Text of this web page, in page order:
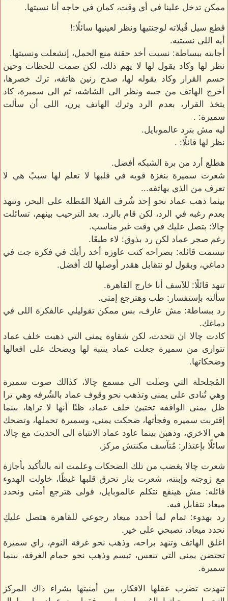
ممكن تدخل علينا في أي وقت، كمان في حاجه أنا نسيتها.
قطع سيل قُبلاته لوجنتيها ونظر لعينيها سائلًا:!
أيه اللى نسيتيه.
أجابته ببساطة: نسيت أخد حقنة منع الحمل، إنشعلت ونسيتها.
نظر لها وكاد يقول لها لا يهم ذلك، لكن صمت للحظات وحين
حسم القرار وكاد يقوله لها، صدح رنين هاتفه، ترك خصرها،
أخرج الهاتف من جيبه ونظر الى الشاشه، ثم الى سميرة، كاد
يتخذ القرار، بعدم الرد وترك الهاتف يرن، اللى أن سألت
سميرة: .
ليه مش بترد عالموبايل.
نظر لها قائلًا: .
هطلع أرد من برة الشبكه أفضل.
شعرت سميرة بنغزة قويه في قلبها لا تعلم لها سببً هي لا
تعرف من الذي يهاتفه...
بينما ذهب عماد نحو إحد شُرف الفيلا المُطله على البحر، وتنهد
بعدم رغبه في الرد، لكن قام بالرد. بعد الترحيب بينهم، تسائلت
چالا: بتصل عليك في وقت غير مناسب.
رغم صجر عماد لكن رد بذوق: لاء طبعًا.
تبسمت قائله: بصراحه كنت عاوزه أخد رأيك في فكرة جت في
دماغي، وبقول لو نتقابل هقدر أوصلها لك أفضل.
تنهد قائلًا: للآسف أنا خارج القاهرة.
سألته بإستفسار: طب وهترجع إمتى.
رد ببساطة: مش عارف، بس ممكن تقوليلي عالفكرة اللى في
دماغك.
كادت چالا ان تتحدث، لكن شقاوة يمنى التي ذهبت خلف عماد
تتوارى من سميرة جعلت عماد ينتبة لها ويضحك على افعالها
وضحكاتها.
المُجلحلة التي وصلت الى مسمع چالا، كذالك صوت سميرة
وهي تُنادى على يمنى وتذهب نحو وقوف عماد بالشُرفه وهي ترا
ظل يمنى الواقفه تختبئ خلف عماد، ظنًا أنها لا تراها، بينما
إقتربت سميره وفجأتها، ضحكت يمنى، وسميرة تحملها، وتضحك
هي الاخري، وذهبن بينما عاود عماد الانتباة الى الحديث مع چالا،
سائلًا بإعتذار: مُتآسف مكنتش مركز.
شعرت چالا بغضب من تلك الضحكات وعلمت انه بالتأكيد بأجازة
مع زوجته وإبنته، شعرت بنار تحرق قلبها غيظًا، خاولت الهدوء
قائله: مش هينفع نتكلم عالموبايل، قولى هترجع أمتى ونحدد
ميعاد نتقابل فيه.
رد بهدوء: تمام لما أحدد ميعاد رجوعي للقاهرة هتصل عليكِ
نحدد ميعاد، تصبحي على خير.
اغلق الهاتف وتنهد براحه، وذهب نحو غرفة النوم، راي سميرة
تحتضن يمنى التي تنعس، تبسم وذهب نحو حمام الغرفة، بينما
سميرة.
تنهدت تضرب عقلها الافكار، بين أمنيتها بشراء ذاك المركز